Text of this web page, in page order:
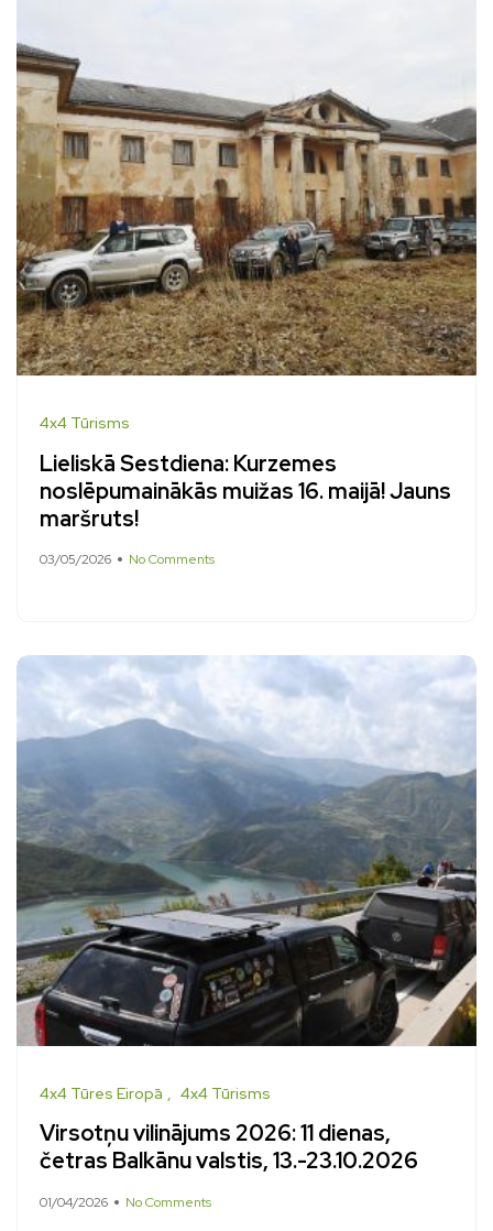
4x4 Tūrisms
Lieliskā Sestdiena: Kurzemes
noslēpumainākās muižas 16. maijā! Jauns
maršruts!
03/05/2026 No Comments
4x4 Tūres Eiropā 4x4 Tūrisms
Virsotņu vilinājums 2026: 11 dienas,
četras Balkānu valstis, 13.-23.10.2026
01/04/2026 No Comments